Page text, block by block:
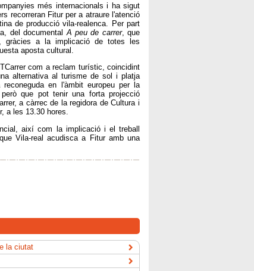
més internacionals i ha sigut
recorreran Fitur per a atraure l'atenció
de producció vila-realenca. Per part
del documental A peu de carrer, que
gràcies a la implicació de totes les
aposta cultural.
com a reclam turístic, coincidint
alternativa al turisme de sol i platja
en l'àmbit europeu per la
que pot tenir una forta projecció
a càrrec de la regidora de Cultura i
a les 13.30 hores.
així com la implicació i el treball
Vila-real acudisca a Fitur amb una
la ciutat